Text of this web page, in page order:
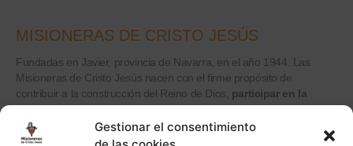
Gestionar el consentimiento
MISIONERAS DE CRISTO JESÚS
Fundadas en Javier, provincia de Navarra, en el año 1944. Las
Misioneras de Cristo Jesús nacen con el firme propósito de
contribuir a la construcción del Reino de Dios, participar en la
actividad misionera de la Iglesia.